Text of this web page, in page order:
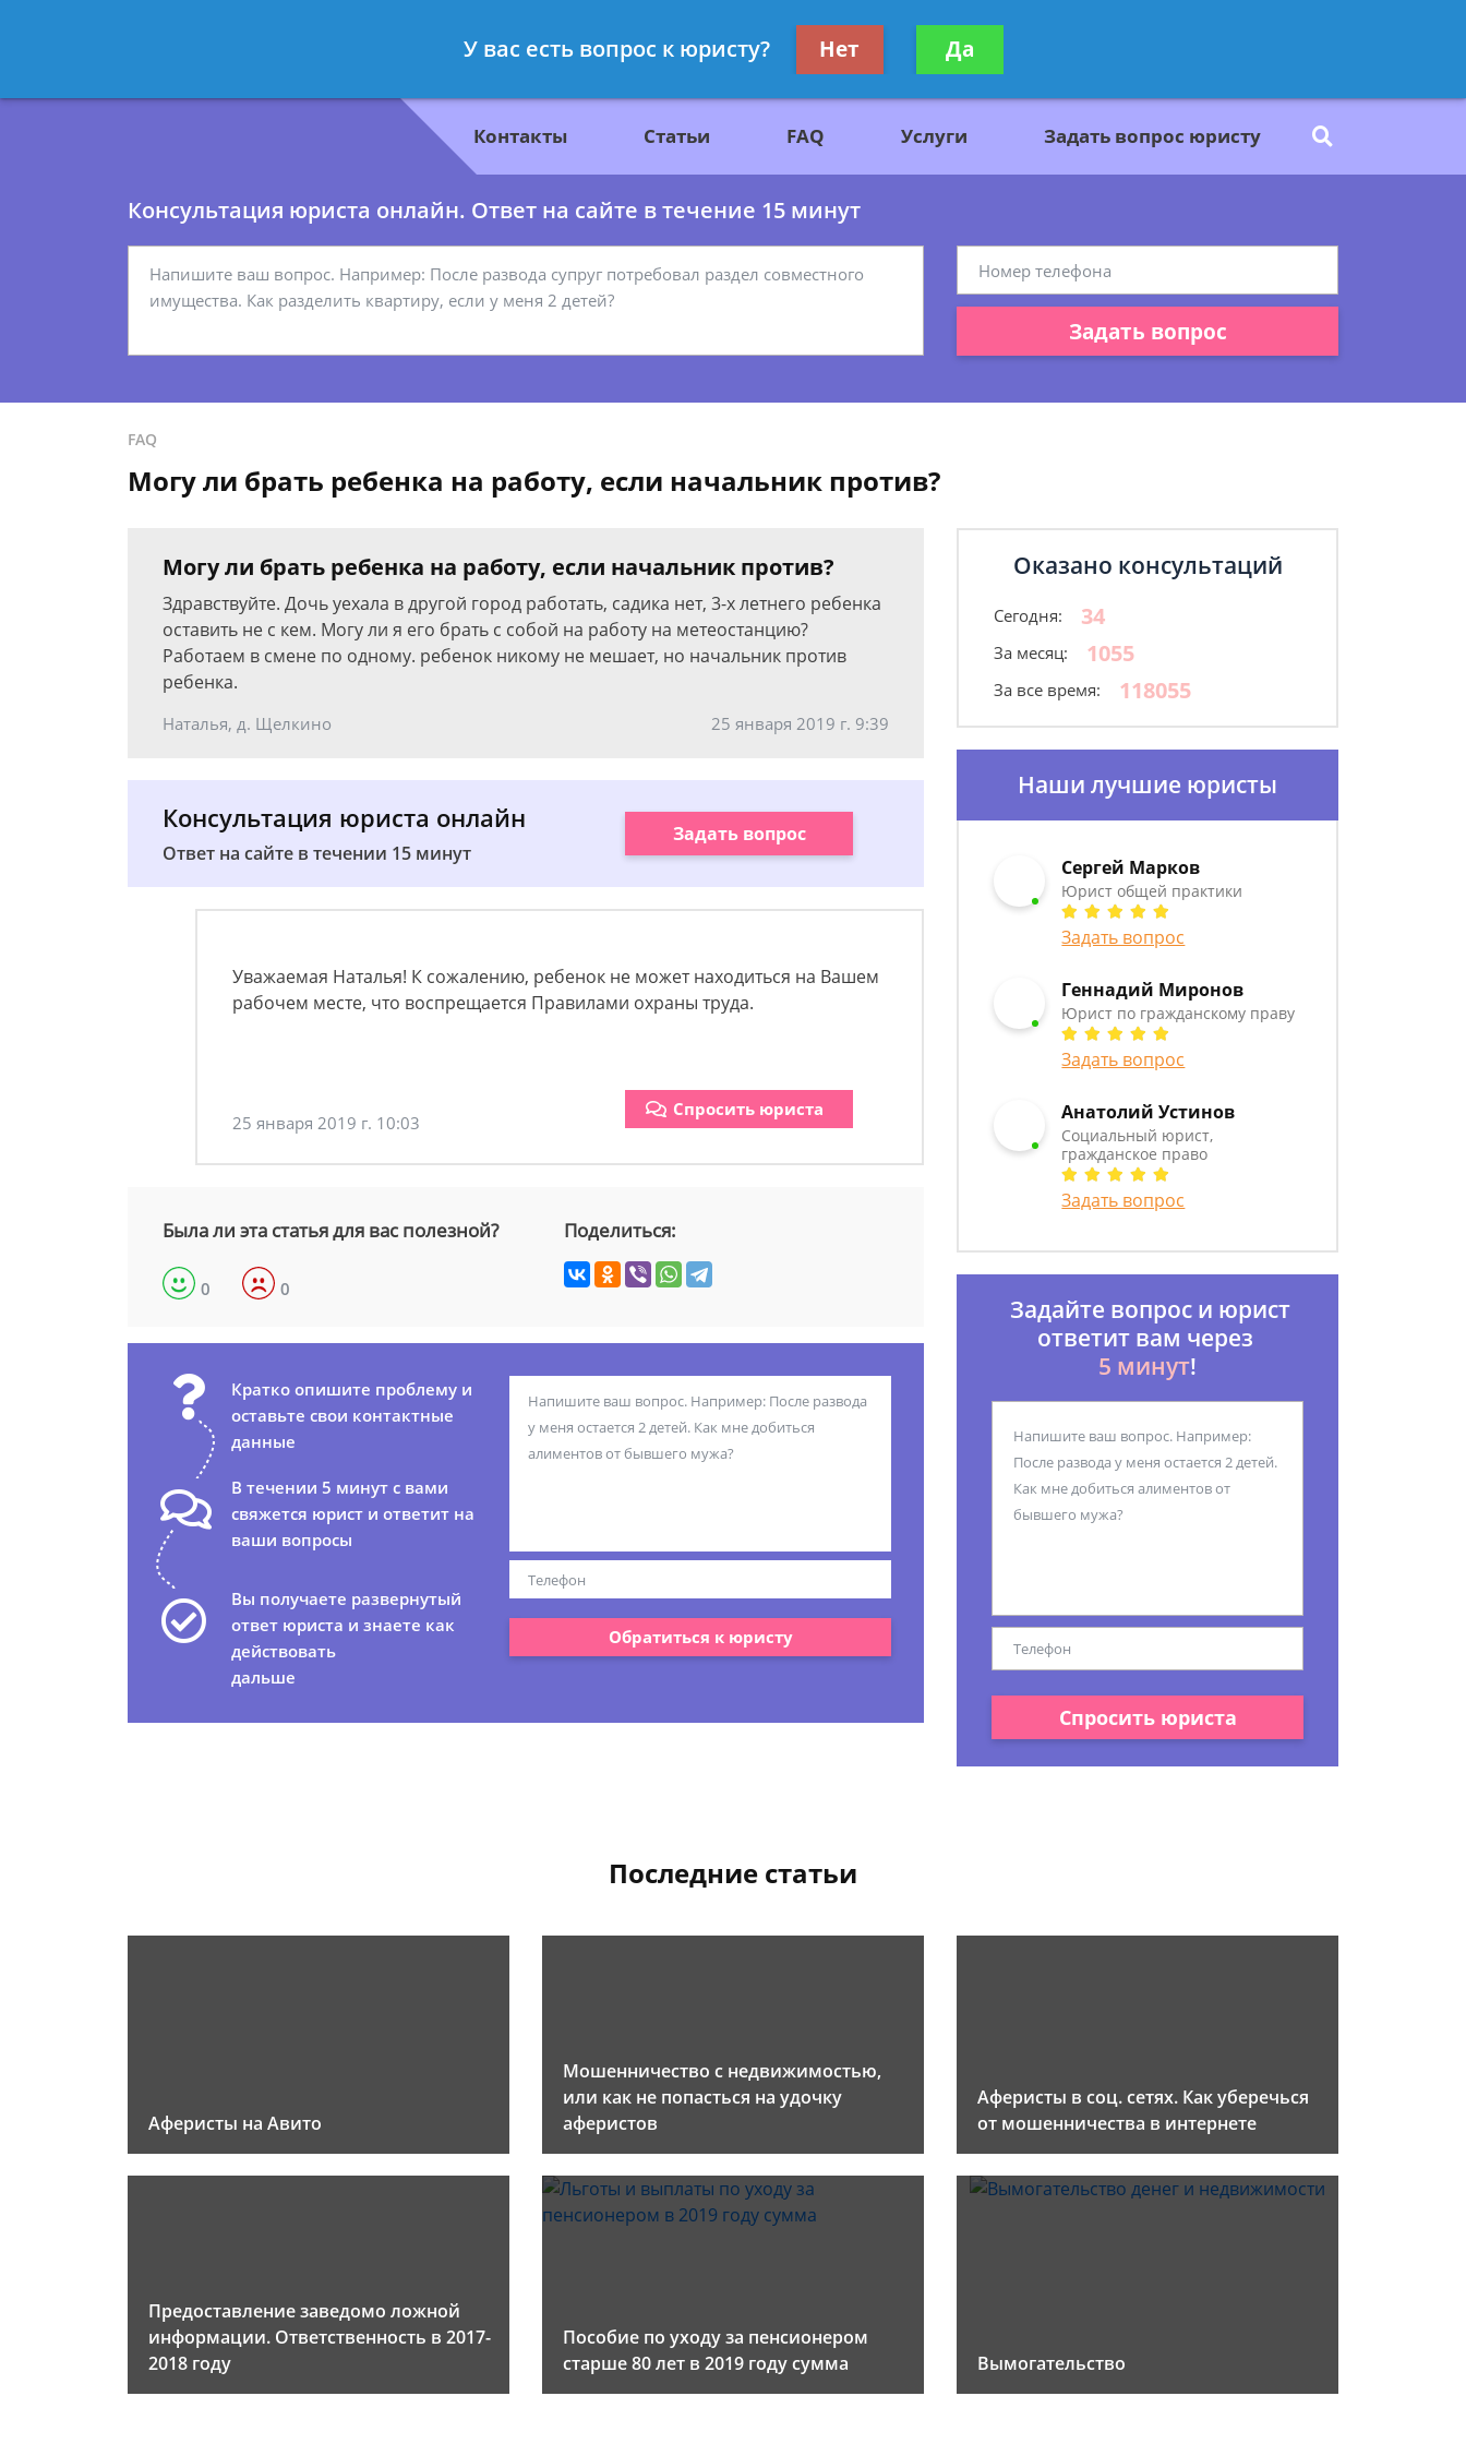
- Юрист по гражданскому праву
Получите консультацию
бесплатно
Контакты Статьи FAQ Услуги Задать вопрос юристу
Консультация юриста онлайн. Ответ на сайте в течение 15 минут
Задать вопрос
FAQ
Могу ли брать ребенка на работу, если начальник против?
Могу ли брать ребенка на работу, если начальник против?
Здравствуйте. Дочь уехала в другой город работать, садика нет, 3-х летнего ребенка
оставить не с кем. Могу ли я его брать с собой на работу на метеостанцию?
Работаем в смене по одному. ребенок никому не мешает, но начальник против
ребенка.
Наталья, д. Щелкино 25 января 2019 г. 9:39
Консультация юриста онлайн
Ответ на сайте в течении 15 минут
Задать вопрос
Уважаемая Наталья! К сожалению, ребенок не может находиться на Вашем
рабочем месте, что воспрещается Правилами охраны труда.
25 января 2019 г. 10:03
Спросить юриста
Была ли эта статья для вас полезной?
0 0
Поделиться:
Кратко опишите проблему и
оставьте свои контактные
данные
В течении 5 минут с вами
свяжется юрист и ответит на
ваши вопросы
Вы получаете развернутый
ответ юриста и знаете как
действовать
дальше
Обратиться к юристу
Оказано консультаций
Сегодня: 34
За месяц: 1055
За все время: 118055
Наши лучшие юристы
Сергей Марков
Юрист общей практики
Задать вопрос
Геннадий Миронов
Юрист по гражданскому праву
Задать вопрос
Анатолий Устинов
Социальный юрист,
гражданское право
Задать вопрос
Задайте вопрос и юрист
ответит вам через
5 минут!
Спросить юриста
Последние статьи
Аферисты на Авито
Мошенничество с недвижимостью,
или как не попасться на удочку
аферистов
Аферисты в соц. сетях. Как уберечься
от мошенничества в интернете
Предоставление заведомо ложной
информации. Ответственность в 2017-
2018 году
Пособие по уходу за пенсионером
старше 80 лет в 2019 году сумма
Вымогательство
У вас есть вопрос к юристу? Нет Да